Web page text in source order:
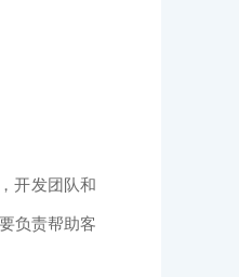
开发团队和
负责帮助客